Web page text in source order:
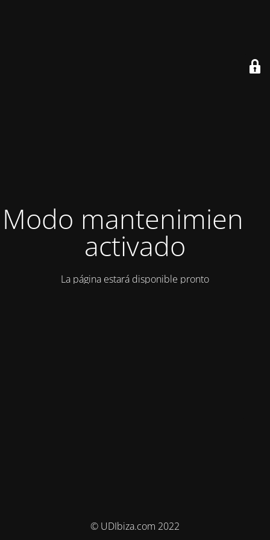
Modo mantenimiento
activado
La página estará disponible pronto
© UDIbiza.com 2022